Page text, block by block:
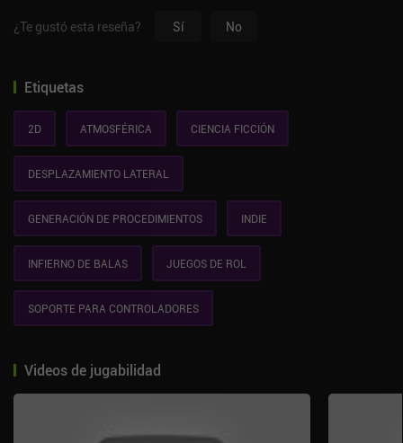
¿Te gustó esta reseña? Sí No
Etiquetas
2D ATMOSFÉRICA CIENCIA FICCIÓN
DESPLAZAMIENTO LATERAL
GENERACIÓN DE PROCEDIMIENTOS INDIE
INFIERNO DE BALAS JUEGOS DE ROL
SOPORTE PARA CONTROLADORES
Videos de jugabilidad